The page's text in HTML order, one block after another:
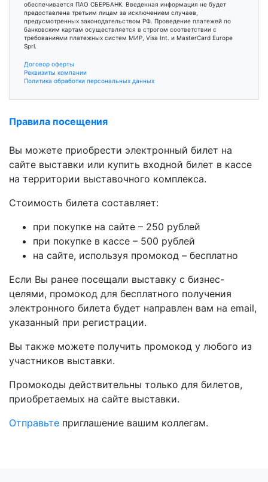
обеспечивается ПАО СБЕРБАНК. Введенная информация не будет
предоставлена третьим лицам за исключением случаев,
предусмотренных законодательством РФ. Проведение платежей по
банковским картам осуществляется в строгом соответствии с
требованиями платежных систем МИР, Visa Int. и MasterCard Europe
Sprl.
Договор оферты
Реквизиты компании
Политика обработки персональных данных
Правила посещения
Вы можете приобрести электронный билет на
сайте выставки или купить входной билет в кассе
на территории выставочного комплекса.
Стоимость билета составляет:
при покупке на сайте – 250 рублей
при покупке в кассе – 500 рублей
на сайте, используя промокод – бесплатно
Если Вы ранее посещали выставку c бизнес-
целями, промокод для бесплатного получения
электронного билета будет направлен вам на email,
указанный при регистрации.
Вы также можете получить промокод у любого из
участников выставки.
Промокоды действительны только для билетов,
приобретаемых на сайте выставки.
Отправьте приглашение вашим коллегам.